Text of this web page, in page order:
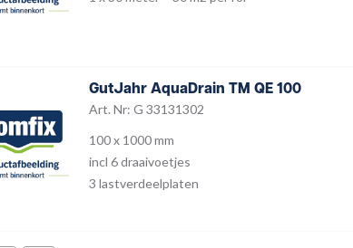
GutJahr AquaDrain TM QE 100
Art. Nr: G 33131302
100 x 1000 mm
incl 6 draaivoetjes
3 lastverdeelplaten